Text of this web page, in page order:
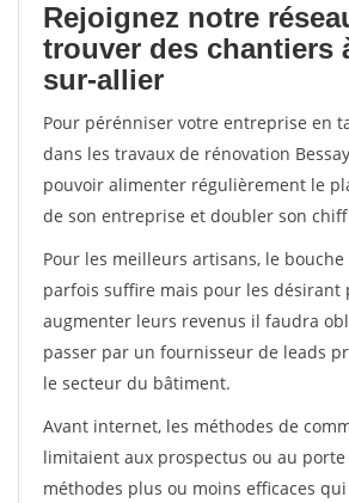
Rejoignez notre
trouver des chantiers
sur-allier
Pour pérénniser votre entreprise en
dans les travaux de rénovation
pouvoir alimenter régulièrement le
de son entreprise et doubler son
Pour les meilleurs artisans, le
parfois suffire mais pour les désirant
augmenter leurs revenus il faudra
passer par un fournisseur de leads
le secteur du bâtiment.
Avant internet, les méthodes de
limitaient aux prospectus ou au porte
méthodes plus ou moins efficaces